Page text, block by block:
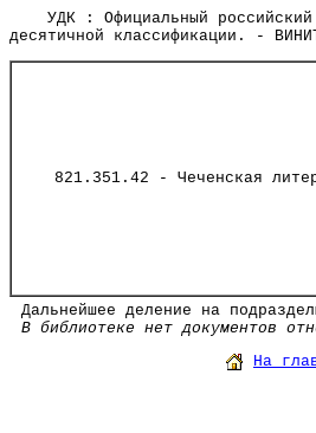
УДК : Официальный российский
десятичной классификации. -
821.351.42 - Чеченская
Дальнейшее деление на
В библиотеке нет документов
На